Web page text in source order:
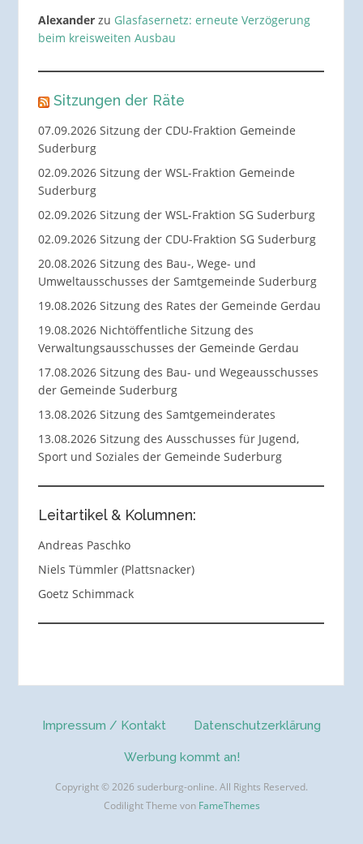
Alexanderzu Glasfasernetz: erneute Verzögerung
beim kreisweiten Ausbau
Sitzungen der Räte
07.09.2026 Sitzung der CDU-Fraktion Gemeinde
Suderburg
02.09.2026 Sitzung der WSL-Fraktion Gemeinde
Suderburg
02.09.2026 Sitzung der WSL-Fraktion SG Suderburg
02.09.2026 Sitzung der CDU-Fraktion SG Suderburg
20.08.2026 Sitzung des Bau-, Wege- und
Umweltausschusses der Samtgemeinde Suderburg
19.08.2026 Sitzung des Rates der Gemeinde Gerdau
19.08.2026 Nichtöffentliche Sitzung des
Verwaltungsausschusses der Gemeinde Gerdau
17.08.2026 Sitzung des Bau- und Wegeausschusses
der Gemeinde Suderburg
13.08.2026 Sitzung des Samtgemeinderates
13.08.2026 Sitzung des Ausschusses für Jugend,
Sport und Soziales der Gemeinde Suderburg
Leitartikel & Kolumnen:
Andreas Paschko
Niels Tümmler (Plattsnacker)
Goetz Schimmack
Impressum / Kontakt Datenschutzerklärung
Werbung kommt an!
Copyright © 2026 suderburg-online. All Rights Reserved.
Codilight Theme von FameThemes